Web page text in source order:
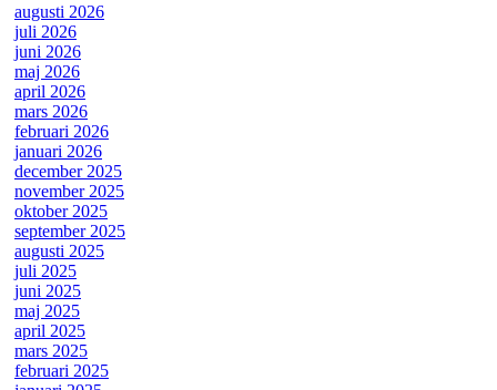
augusti 2026
juli 2026
juni 2026
maj 2026
april 2026
mars 2026
februari 2026
januari 2026
december 2025
november 2025
oktober 2025
september 2025
augusti 2025
juli 2025
juni 2025
maj 2025
april 2025
mars 2025
februari 2025